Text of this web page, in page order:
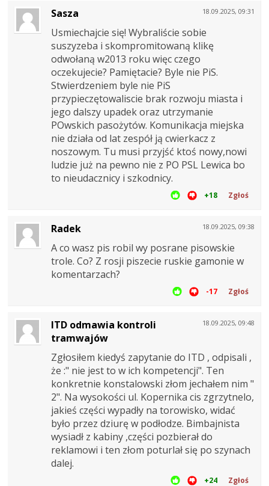
18.09.2025, 09:31
Sasza
Usmiechajcie się! Wybraliście sobie
suszyzeba i skompromitowaną klikę
odwołaną w2013 roku więc czego
oczekujecie? Pamiętacie? Byle nie PiS.
Stwierdzeniem byle nie PiS
przypieczętowaliscie brak rozwoju miasta i
jego dalszy upadek oraz utrzymanie
POwskich pasożytów. Komunikacja miejska
nie działa od lat zespół ją cwierkacz z
noszowym. Tu musi przyjść ktoś nowy,nowi
ludzie już na pewno nie z PO PSL Lewica bo
to nieudacznicy i szkodnicy.
+18 Zgłoś
18.09.2025, 09:38
Radek
A co wasz pis robil wy posrane pisowskie
trole. Co? Z rosji piszecie ruskie gamonie w
komentarzach?
-17 Zgłoś
18.09.2025, 09:48
ITD odmawia kontroli
tramwajów
Zgłosiłem kiedyś zapytanie do ITD , odpisali ,
że :" nie jest to w ich kompetencji". Ten
konkretnie konstalowski złom jechałem nim "
2". Na wysokości ul. Kopernika cis zgrzytnelo,
jakieś części wypadły na torowisko, widać
było przez dziurę w podłodze. Bimbajnista
wysiadł z kabiny ,części pozbierał do
reklamowi i ten złom poturlał się po szynach
dalej.
+24 Zgłoś